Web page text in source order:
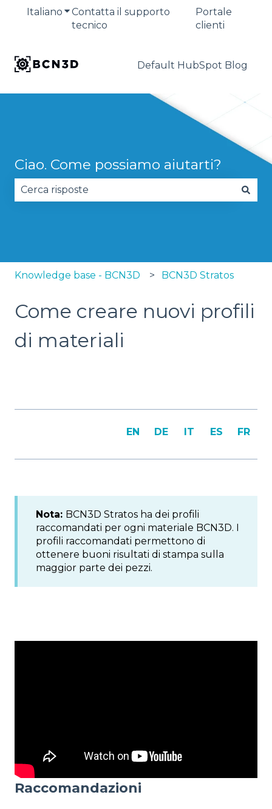
Italiano Mostra sottomenu per le traduzioni
Contatta il supporto
tecnico
Portale
clienti
Default HubSpot Blog
Ciao. Come possiamo aiutarti?
Knowledge base - BCN3D BCN3D Stratos
Come creare nuovi profili
di materiali
EN DE IT ES FR
Nota: BCN3D Stratos ha dei profili
raccomandati per ogni materiale BCN3D. I
profili raccomandati permettono di
ottenere buoni risultati di stampa sulla
maggior parte dei pezzi.
Raccomandazioni